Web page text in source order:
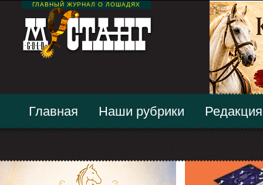
ГЛАВНЫЙ ЖУРНАЛ О ЛОШАДЯХ
Главная Наши рубрики Редакция